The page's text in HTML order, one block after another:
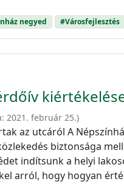
negyed #Városfejlesztés
2021. február 25.)
az utcáról A
biztonsága
indítsunk a helyi
arról, hogy hogyan